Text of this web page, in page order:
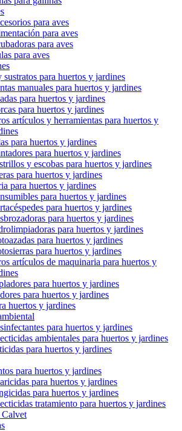
para aves
para aves
para aves
para aves
sustratos para huertos y jardines
manuales para huertos y jardines
para huertos y jardines
para huertos y jardines
artículos y herramientas para huertos y
para huertos y jardines
para huertos y jardines
y escobas para huertos y jardines
para huertos y jardines
para huertos y jardines
para huertos y jardines
para huertos y jardines
para huertos y jardines
para huertos y jardines
para huertos y jardines
para huertos y jardines
artículos de maquinaria para huertos y
para huertos y jardines
para huertos y jardines
huertos y jardines
para huertos y jardines
ambientales para huertos y jardines
para huertos y jardines
para huertos y jardines
para huertos y jardines
para huertos y jardines
tratamiento para huertos y jardines
Calvet